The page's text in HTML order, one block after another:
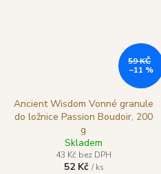
59 KČ
–11 %
Ancient Wisdom Vonné granule
do ložnice Passion Boudoir, 200
g
Skladem
43 Kč bez DPH
52 Kč / ks